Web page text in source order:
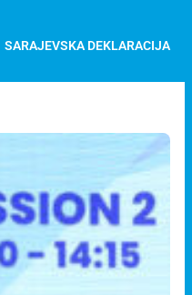
SARAJEVSKA DEKLARACIJA